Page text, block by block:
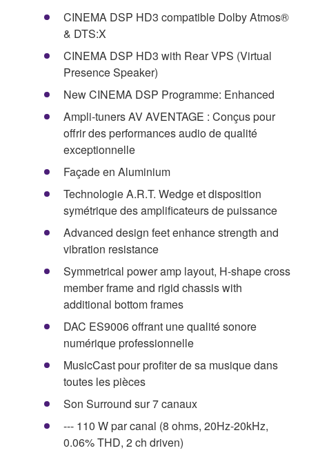
CINEMA DSP HD3 compatible Dolby Atmos®
& DTS:X
CINEMA DSP HD3 with Rear VPS (Virtual
Presence Speaker)
New CINEMA DSP Programme: Enhanced
Ampli-tuners AV AVENTAGE : Conçus pour
offrir des performances audio de qualité
exceptionnelle
Façade en Aluminium
Technologie A.R.T. Wedge et disposition
symétrique des amplificateurs de puissance
Advanced design feet enhance strength and
vibration resistance
Symmetrical power amp layout, H-shape cross
member frame and rigid chassis with
additional bottom frames
DAC ES9006 offrant une qualité sonore
numérique professionnelle
MusicCast pour profiter de sa musique dans
toutes les pièces
Son Surround sur 7 canaux
--- 110 W par canal (8 ohms, 20Hz-20kHz,
0.06% THD, 2 ch driven)